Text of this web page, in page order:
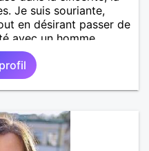
Je suis souriante,
en désirant passer de
avec un homme
que moi.